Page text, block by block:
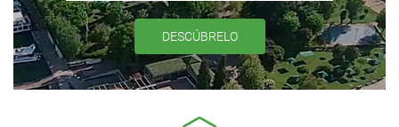
DESCÚBRELO